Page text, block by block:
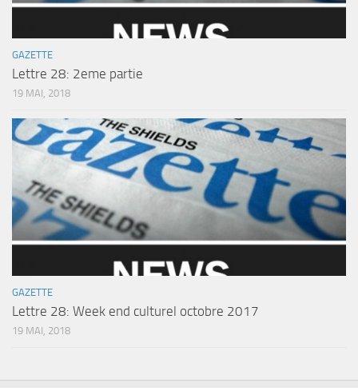
GAZETTE
Lettre 28: 2eme partie
19 MAI, 2018
GAZETTE
Lettre 28: Week end culturel octobre 2017
19 MAI, 2018